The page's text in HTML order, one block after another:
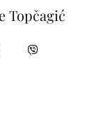
Topčagić